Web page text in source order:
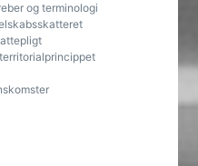
og terminologi